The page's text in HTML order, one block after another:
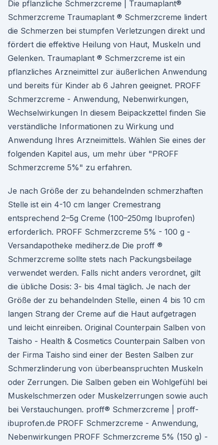
Die pflanzliche Schmerzcreme | Traumaplant®
Schmerzcreme Traumaplant ® Schmerzcreme lindert
die Schmerzen bei stumpfen Verletzungen direkt und
fördert die effektive Heilung von Haut, Muskeln und
Gelenken. Traumaplant ® Schmerzcreme ist ein
pflanzliches Arzneimittel zur äußerlichen Anwendung
und bereits für Kinder ab 6 Jahren geeignet. PROFF
Schmerzcreme - Anwendung, Nebenwirkungen,
Wechselwirkungen In diesem Beipackzettel finden Sie
verständliche Informationen zu Wirkung und
Anwendung Ihres Arzneimittels. Wählen Sie eines der
folgenden Kapitel aus, um mehr über "PROFF
Schmerzcreme 5%" zu erfahren.
Je nach Größe der zu behandelnden schmerzhaften
Stelle ist ein 4-10 cm langer Cremestrang
entsprechend 2–5g Creme (100–250mg Ibuprofen)
erforderlich. PROFF Schmerzcreme 5% - 100 g -
Versandapotheke mediherz.de Die proff ®
Schmerzcreme sollte stets nach Packungsbeilage
verwendet werden. Falls nicht anders verordnet, gilt
die übliche Dosis: 3- bis 4mal täglich. Je nach der
Größe der zu behandelnden Stelle, einen 4 bis 10 cm
langen Strang der Creme auf die Haut aufgetragen
und leicht einreiben. Original Counterpain Salben von
Taisho - Health & Cosmetics Counterpain Salben von
der Firma Taisho sind einer der Besten Salben zur
Schmerzlinderung von überbeanspruchten Muskeln
oder Zerrungen. Die Salben geben ein Wohlgefühl bei
Muskelschmerzen oder Muskelzerrungen sowie auch
bei Verstauchungen. proff® Schmerzcreme | proff-
ibuprofen.de PROFF Schmerzcreme - Anwendung,
Nebenwirkungen PROFF Schmerzcreme 5% (150 g) -